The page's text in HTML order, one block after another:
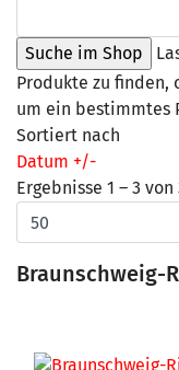
Produkte zu finden,
um ein bestimmtes
Sortiert nach
Datum +/-
Ergebnisse 1 – 3 von
Braunschweig-